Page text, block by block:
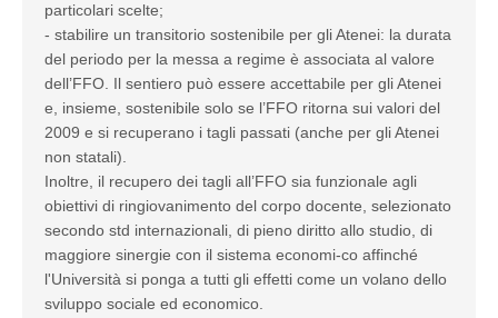
particolari scelte;
- stabilire un transitorio sostenibile per gli Atenei: la durata
del periodo per la messa a regime è associata al valore
dell’FFO. Il sentiero può essere accettabile per gli Atenei
e, insieme, sostenibile solo se l’FFO ritorna sui valori del
2009 e si recuperano i tagli passati (anche per gli Atenei
non statali).
Inoltre, il recupero dei tagli all’FFO sia funzionale agli
obiettivi di ringiovanimento del corpo docente, selezionato
secondo std internazionali, di pieno diritto allo studio, di
maggiore sinergie con il sistema economi-co affinché
l'Università si ponga a tutti gli effetti come un volano dello
sviluppo sociale ed economico.